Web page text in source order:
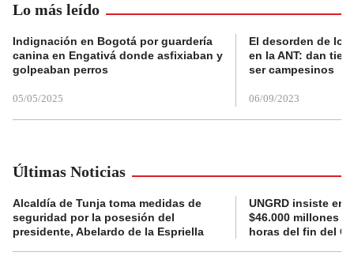
Lo más leído
Indignación en Bogotá por guardería
canina en Engativá donde asfixiaban y
golpeaban perros
05/05/2025
El desorden de
en la ANT: dan
ser campesinos
06/09/2023
Últimas Noticias
Alcaldía de Tunja toma medidas de
seguridad por la posesión del
presidente, Abelardo de la Espriella
UNGRD insiste en
$46.000 millones
horas del fin del